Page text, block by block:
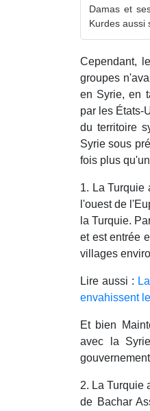
Damas et
Kurdes aussi
Cependant,
groupes
en Syrie, en
par les États-
du territoire
Syrie sous
fois plus
1. La Turquie
l'ouest de
la Turquie.
et est entrée
villages
Lire aussi :
envahissent
Et bien
avec la
2. La Turquie
de Bachar